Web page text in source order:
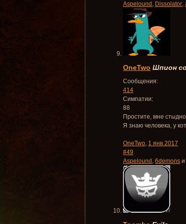
Aspelound , Dissolator,
OneTwo Шпион
Сообщения:
414
Симпатии:
88
Простите, мне
Я знаю человека, у
OneTwo, 1 янв 2017
#49
Aspelound , 6demons и